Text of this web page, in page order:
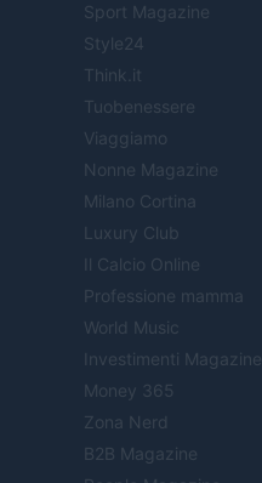
Sport Magazine
Style24
Think.it
Tuobenessere
Viaggiamo
Nonne Magazine
Milano Cortina
Luxury Club
Il Calcio Online
Professione mamma
World Music
Investimenti Magazine
Money 365
Zona Nerd
B2B Magazine